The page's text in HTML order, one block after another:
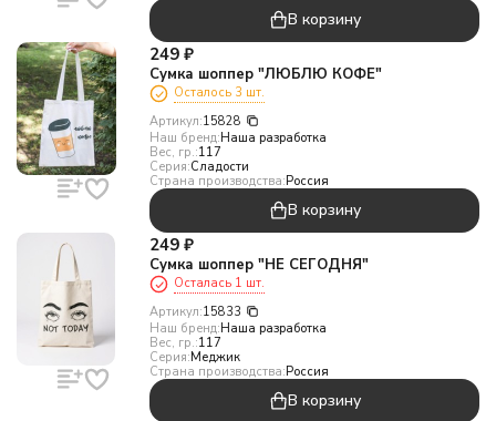
В корзину
249 ₽
Сумка шоппер "ЛЮБЛЮ КОФЕ"
Осталось 3 шт.
Артикул:15828
Наш бренд:Наша разработка
Вес, гр.:117
Серия:Сладости
Страна производства:Россия
В корзину
249 ₽
Сумка шоппер "НЕ СЕГОДНЯ"
Осталась 1 шт.
Артикул:15833
Наш бренд:Наша разработка
Вес, гр.:117
Серия:Меджик
Страна производства:Россия
В корзину